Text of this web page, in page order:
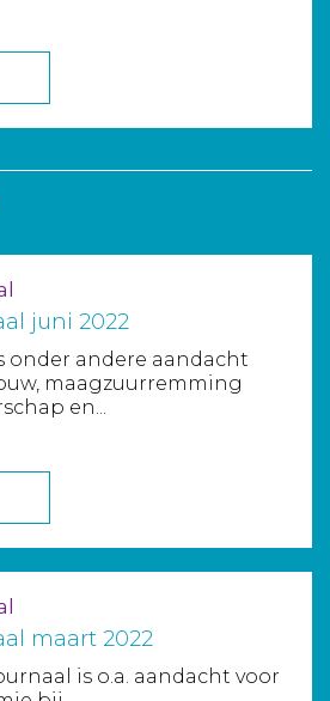
juni 2022
onder andere aandacht
maagzuurremming
en...
maart 2022
is o.a. aandacht voor